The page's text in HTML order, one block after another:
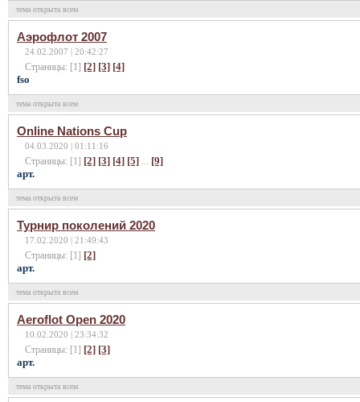
тема открыта всем
Аэрофлот 2007
24.02.2007 | 20:42:27
Страницы: [1] [2] [3] [4]
fso
тема открыта всем
Online Nations Cup
04.03.2020 | 01:11:16
Страницы: [1] [2] [3] [4] [5] ... [9]
арт.
тема открыта всем
Турнир поколений 2020
17.02.2020 | 21:49:43
Страницы: [1] [2]
арт.
тема открыта всем
Aeroflot Open 2020
10.02.2020 | 23:34:32
Страницы: [1] [2] [3]
арт.
тема открыта всем